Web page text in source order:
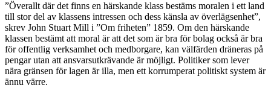
”Överallt där det finns en härskande klass bestäms moralen i ett land
till stor del av klassens intressen och dess känsla av överlägsenhet”,
skrev John Stuart Mill i ”Om friheten” 1859. Om den härskande
klassen bestämt att moral är att det som är bra för bolag också är bra
för offentlig verksamhet och medborgare, kan välfärden dräneras på
pengar utan att ansvarsutkrävande är möjligt. Politiker som lever
nära gränsen för lagen är illa, men ett korrumperat politiskt system är
ännu värre.